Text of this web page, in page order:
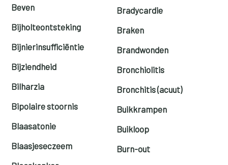
Beven
Bijholteontsteking
Bijnierinsufficiëntie
Bijziendheid
Bilharzia
Bipolaire stoornis
Blaasatonie
Blaasjeseczeem
Bradycardie
Braken
Brandwonden
Bronchiolitis
Bronchitis (acuut)
Buikkrampen
Buikloop
Burn-out